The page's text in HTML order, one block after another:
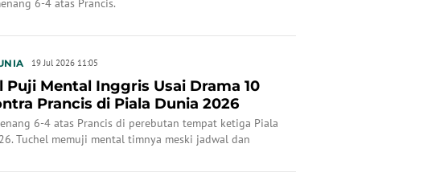
19 Jul 2026 11:05
Puji Mental Inggris Usai Drama 10
Prancis di Piala Dunia 2026
6-4 atas Prancis di perebutan tempat ketiga Piala
Tuchel memuji mental timnya meski jadwal dan